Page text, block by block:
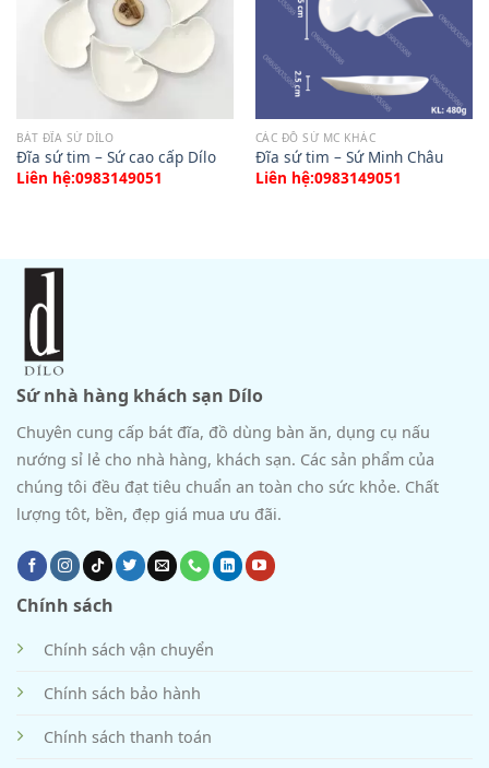
BÁT ĐĨA SỨ DÍLO
Đĩa sứ tim – Sứ cao cấp Dílo
Liên hệ:0983149051
CÁC ĐỒ SỨ MC KHÁC
Đĩa sứ tim – Sứ Minh Châu
Liên hệ:0983149051
Sứ nhà hàng khách sạn Dílo
Chuyên cung cấp bát đĩa, đồ dùng bàn ăn, dụng cụ nấu
nướng sỉ lẻ cho nhà hàng, khách sạn. Các sản phẩm của
chúng tôi đều đạt tiêu chuẩn an toàn cho sức khỏe. Chất
lượng tôt, bền, đẹp giá mua ưu đãi.
Chính sách
Chính sách vận chuyển
Chính sách bảo hành
Chính sách thanh toán